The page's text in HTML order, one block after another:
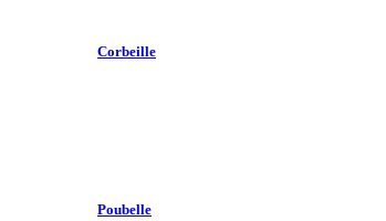
Corbeille
Poubelle